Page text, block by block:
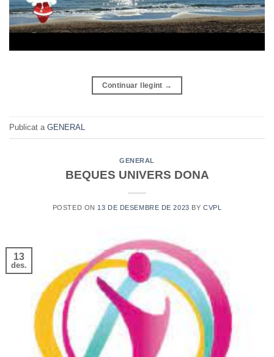
Continuar llegint →
Publicat a GENERAL
GENERAL
BEQUES UNIVERS DONA
POSTED ON 13 DE DESEMBRE DE 2023 BY CVPL
13
des.